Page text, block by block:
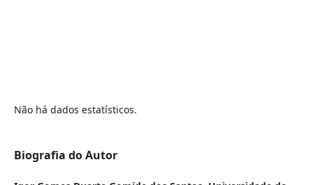
Não há dados estatísticos.
Biografia do Autor